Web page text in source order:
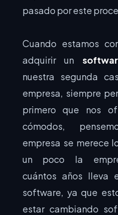
pasado por este
Cuando estamos
adquirir un
nuestra segunda
empresa, siempre
primero que nos
cómodos,
empresa se merece
un poco la
cuántos años lleva
software, ya que
estar cambiando